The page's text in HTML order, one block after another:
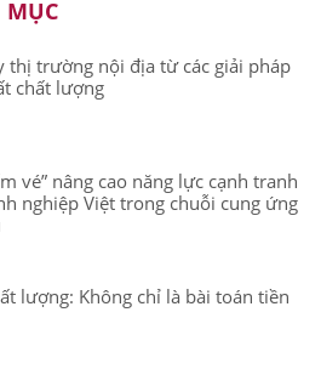
MỤC
thị trường nội địa từ các giải pháp
chất lượng
vé” nâng cao năng lực cạnh tranh
nghiệp Việt trong chuỗi cung ứng
lượng: Không chỉ là bài toán tiền